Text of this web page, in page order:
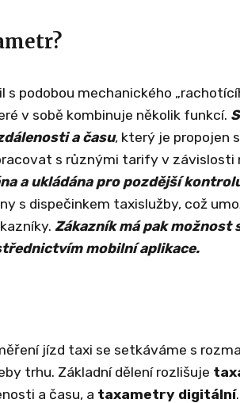
podobou mechanického
v sobě kombinuje několik funkcí.
a času, který je propojen
s různými tarify v závislosti
a ukládána pro pozdější
s dispečinkem taxislužby, což
Zákazník má pak možnost
mobilní aplikace.
jízd taxi se setkáváme s
trhu. Základní dělení rozlišuje
a času, a taxametry digitální